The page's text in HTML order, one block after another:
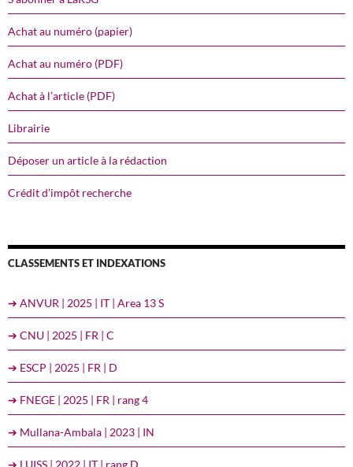
Achat au numéro (papier)
Achat au numéro (PDF)
Achat à l’article (PDF)
Librairie
Déposer un article à la rédaction
Crédit d’impôt recherche
CLASSEMENTS ET INDEXATIONS
➔ ANVUR | 2025 | IT | Area 13 S
➔ CNU | 2025 | FR | C
➔ ESCP | 2025 | FR | D
➔ FNEGE | 2025 | FR | rang 4
➔ Mullana-Ambala | 2023 | IN
➔ LUISS | 2022 | IT | rang D